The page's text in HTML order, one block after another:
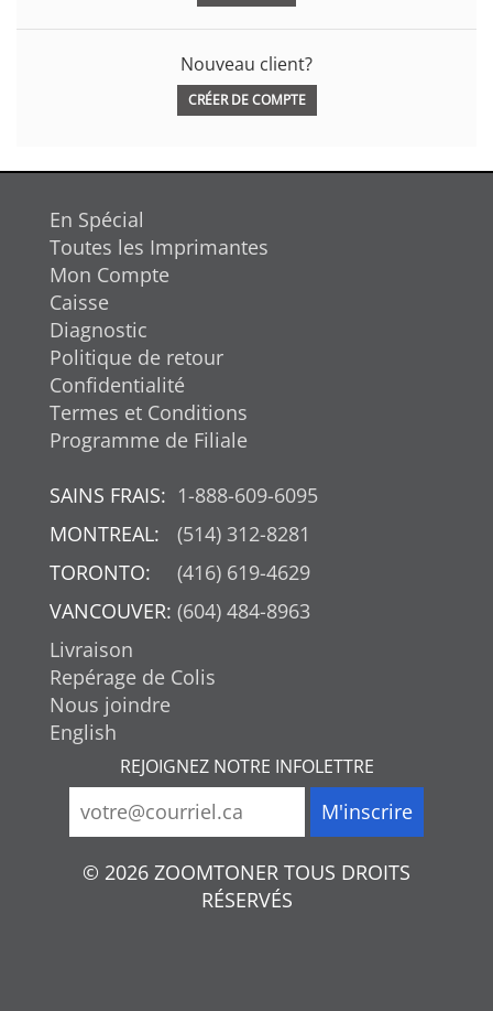
Nouveau client?
CRÉER DE COMPTE
En Spécial
Toutes les Imprimantes
Mon Compte
Caisse
Diagnostic
Politique de retour
Confidentialité
Termes et Conditions
Programme de Filiale
SAINS FRAIS: 1-888-609-6095
MONTREAL:
(514) 312-8281
TORONTO:
(416) 619-4629
VANCOUVER: (604) 484-8963
Livraison
Repérage de Colis
Nous joindre
English
REJOIGNEZ NOTRE INFOLETTRE
© 2026 ZOOMTONER TOUS DROITS
RÉSERVÉS